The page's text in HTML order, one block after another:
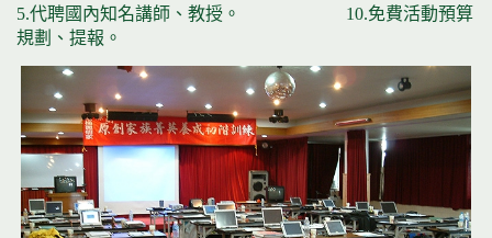
5.代聘國內知名講師、教授。 10.免費活動預算
規劃、提報。